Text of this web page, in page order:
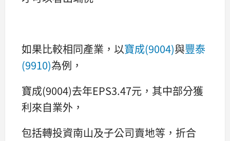
如果比較相同產業，以寶成(9004)與豐泰
(9910)為例，
寶成(9004)去年EPS3.47元，其中部分獲
利來自業外，
包括轉投資南山及子公司賣地等，折合